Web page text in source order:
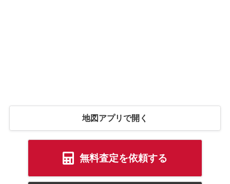
地図アプリで開く
無料査定を依頼する